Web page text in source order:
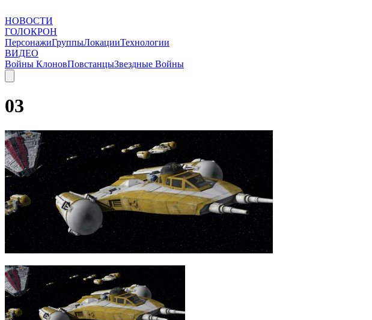
НОВОСТИ
ГОЛОКРОН
ПерсонажиГруппыЛокацииТехнологии
ВИДЕО
Войны КлоновПовстанцыЗвездные Войны
03